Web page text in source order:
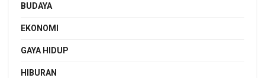
BUDAYA
EKONOMI
GAYA HIDUP
HIBURAN